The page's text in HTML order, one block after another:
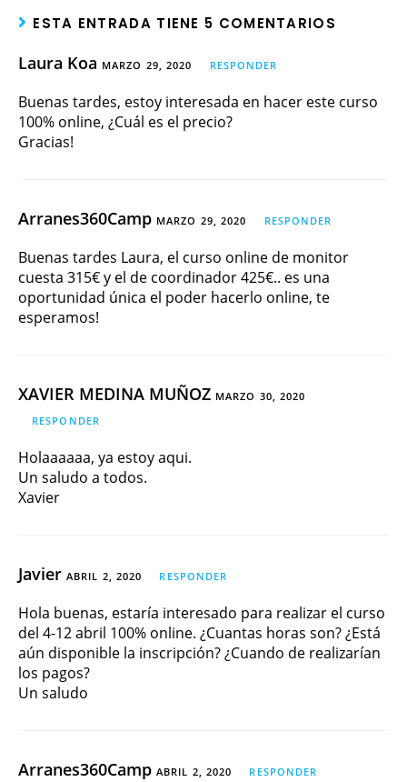
ESTA ENTRADA TIENE 5 COMENTARIOS
Laura Koa MARZO 29, 2020 RESPONDER
Buenas tardes, estoy interesada en hacer este curso
100% online, ¿Cuál es el precio?
Gracias!
Arranes360Camp MARZO 29, 2020 RESPONDER
Buenas tardes Laura, el curso online de monitor
cuesta 315€ y el de coordinador 425€.. es una
oportunidad única el poder hacerlo online, te
esperamos!
XAVIER MEDINA MUÑOZ MARZO 30, 2020
RESPONDER
Holaaaaaa, ya estoy aqui.
Un saludo a todos.
Xavier
Javier ABRIL 2, 2020 RESPONDER
Hola buenas, estaría interesado para realizar el curso
del 4-12 abril 100% online. ¿Cuantas horas son? ¿Está
aún disponible la inscripción? ¿Cuando de realizarían
los pagos?
Un saludo
Arranes360Camp ABRIL 2, 2020 RESPONDER